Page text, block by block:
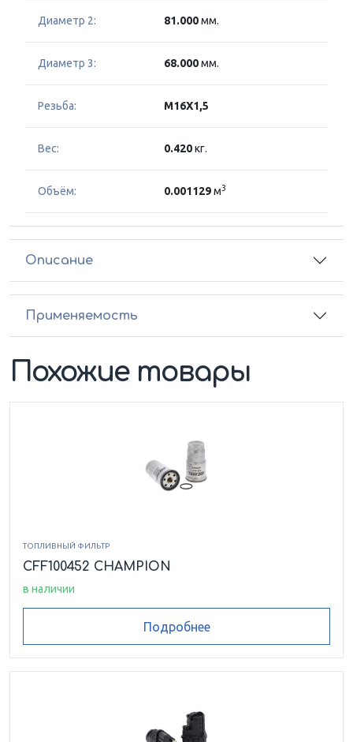
Диаметр 2: 81.000мм.
Диаметр 3: 68.000мм.
Резьба: M16X1,5
Вес: 0.420кг.
Объём: 0.001129м3
Описание
Применяемость
Похожие товары
ТОПЛИВНЫЙ ФИЛЬТР
CFF100452 CHAMPION
в наличии
Подробнее